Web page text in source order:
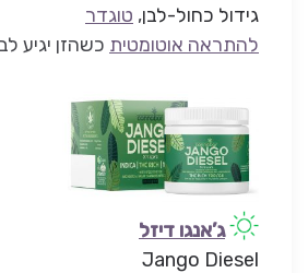
גידול כחול-לבן, טוגדר
להתראה אוטומטית כשהזן יגיע
ג’אנגו דיזל
Jango Diesel